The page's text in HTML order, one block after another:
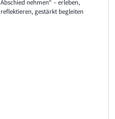
Abschied nehmen“ – erleben,
reflektieren, gestärkt begleiten